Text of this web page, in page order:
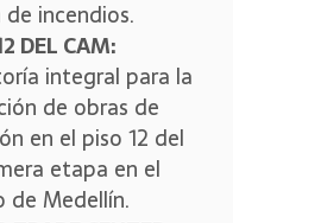
incendios.
DEL CAM:
integral para la
de obras de
en el piso 12 del
etapa en el
de Medellín.